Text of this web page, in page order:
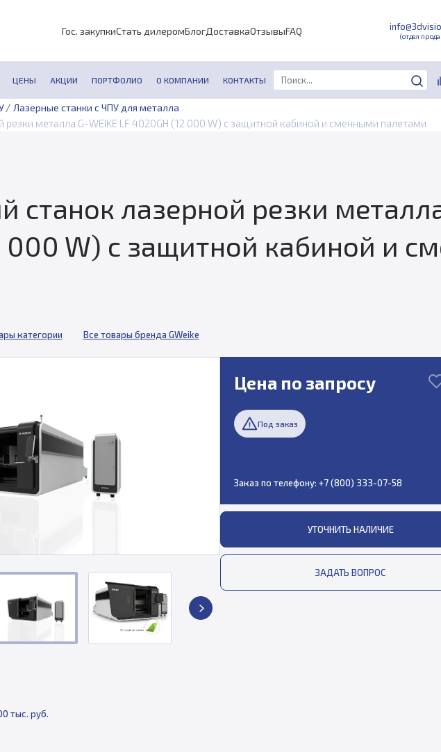
Гос. закупкиСтать дилеромБлогДоставкаОтзывыFAQ (отдел
ЦЕНЫ АКЦИИ ПОРТФОЛИО О КОМПАНИИ КОНТАКТЫ
/ Лазерные станки с ЧПУ для металла
металла G-WEIKE LF 4020GH (12 000 W) с защитной кабиной и сменными палетами
станок лазерной резки
000 W) с защитной кабиной и
категории Все товары бренда GWeike
Цена по запросу
Под заказ
Заказ по телефону: +7 (800) 333-07-58
УТОЧНИТЬ НАЛИЧИЕ
ЗАДАТЬ ВОПРОС
тыс. руб.